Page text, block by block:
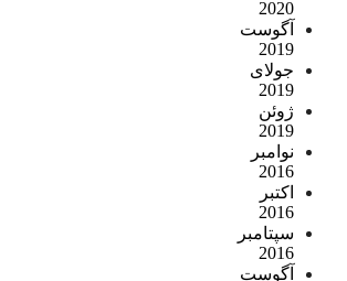
2020
آگوست
2019
جولای
2019
ژوئن
2019
نوامبر
2016
اکتبر
2016
سپتامبر
2016
آگوست